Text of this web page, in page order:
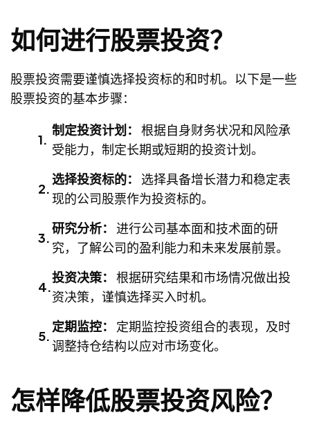
如何进行股票投资？
股票投资需要谨慎选择投资标的和时机。以下是一些
股票投资的基本步骤：
制定投资计划：
根据自身财务状况和风险承
受能力，制定长期或短期的投资计划。
选择投资标的：
选择具备增长潜力和稳定表
现的公司股票作为投资标的。
研究分析：
进行公司基本面和技术面的研
究，了解公司的盈利能力和未来发展前景。
投资决策：
根据研究结果和市场情况做出投
资决策，谨慎选择买入时机。
定期监控：
定期监控投资组合的表现，及时
调整持仓结构以应对市场变化。
怎样降低股票投资风险？